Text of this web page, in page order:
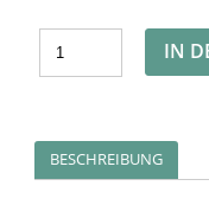
IN
BESCHREIBUNG